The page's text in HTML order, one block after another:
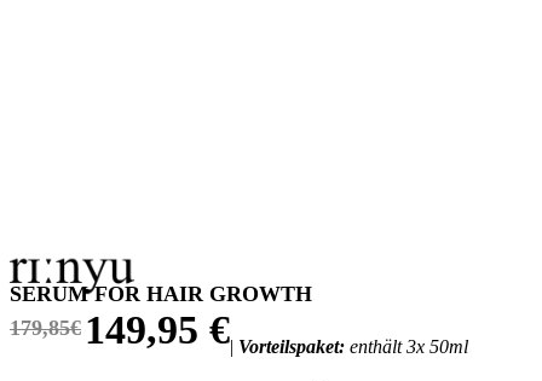
SERUM FOR HAIR GROWTH
179,85€ 149,95 €| Vorteilspaket: enthält 3x 50ml